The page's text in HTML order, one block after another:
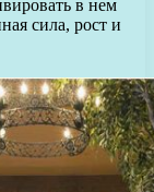
в нем
сила, рост и